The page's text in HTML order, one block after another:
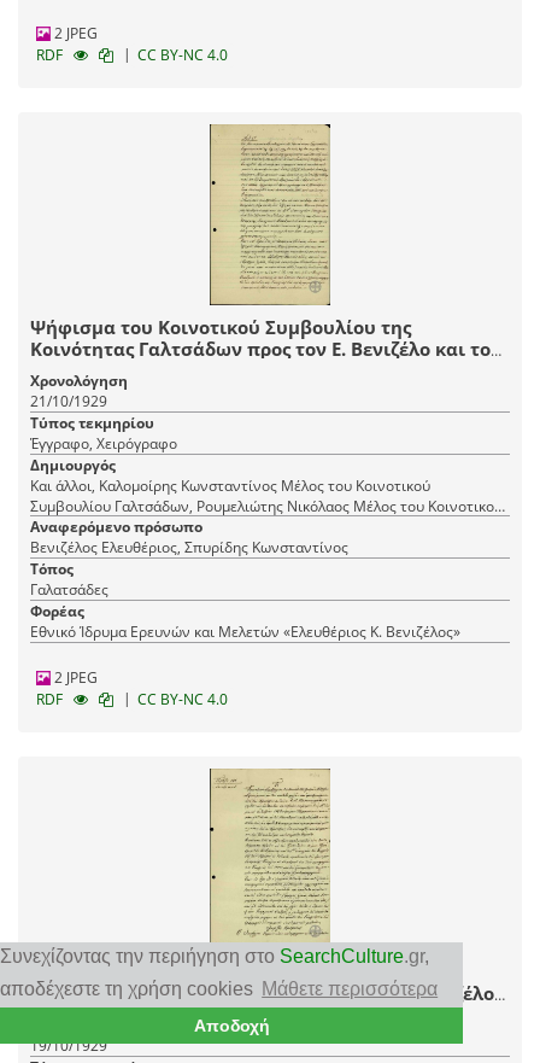
Συνεχίζοντας την περιήγηση στο SearchCulture.gr,
αποδέχεστε τη χρήση cookies Μάθετε περισσότερα
Αποδοχή
2 JPEG
RDF
| CC BY-NC 4.0
Ψήφισμα του Κοινοτικού Συμβουλίου της
Κοινότητας Γαλτσάδων προς τον Ε. Βενιζέλο και τον
Υπουργό Γεωργίας Κ. Σπυρίδη υπέρ της ίδρυσης
Γεωργικού Σταθμού στην Ιστιαία.
Χρονολόγηση
21/10/1929
Τύπος τεκμηρίου
Έγγραφο, Χειρόγραφο
Δημιουργός
Και άλλοι, Καλομοίρης Κωνσταντίνος Μέλος του Κοινοτικού
Συμβουλίου Γαλτσάδων, Ρουμελιώτης Νικόλαος Μέλος του Κοινοτικού
Συμβουλίου Γαλτσάδων, Παλαλάς Ιωάννης Πρόεδρος του Κοινοτικού
Συμβουλίου Γαλτσάδων
Αναφερόμενο πρόσωπο
Βενιζέλος Ελευθέριος, Σπυρίδης Κωνσταντίνος
Τόπος
Γαλατσάδες
Φορέας
Εθνικό Ίδρυμα Ερευνών και Μελετών «Ελευθέριος Κ. Βενιζέλος»
2 JPEG
RDF
| CC BY-NC 4.0
Ψήφισμα του Κοινοτικού Συμβουλίου της
Κοινότητας Λουτρών Αιδηψού προς τον Ε. Βενιζέλο
και τον Υπουργό Γεωργίας Κ. Σπυρίδη υπέρ της
ίδρυσης Γεωργικού Σταθμού στην Ιστιαία.
19/10/1929